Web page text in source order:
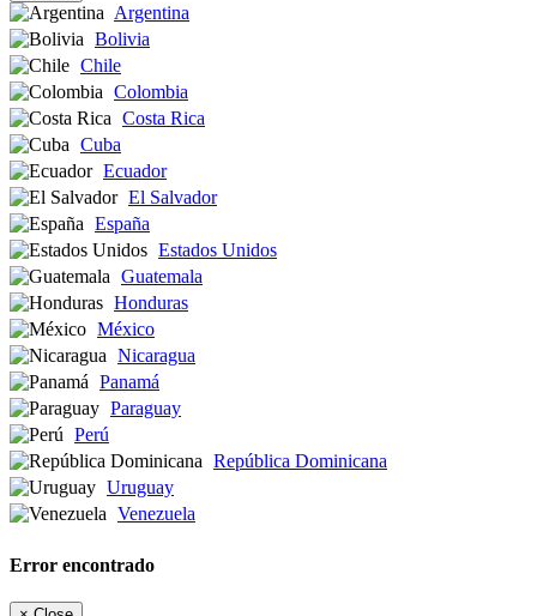
Argentina
Bolivia
Chile
Colombia
Costa Rica
Cuba
Ecuador
El Salvador
España
Estados Unidos
Guatemala
Honduras
México
Nicaragua
Panamá
Paraguay
Perú
República Dominicana
Uruguay
Venezuela
Error encontrado